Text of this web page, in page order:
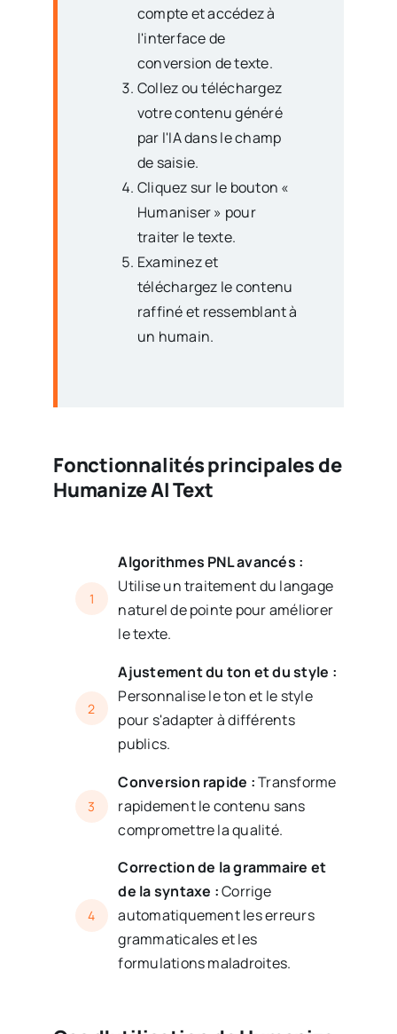
compte et accédez à
l'interface de
conversion de texte.
Collez ou téléchargez
votre contenu généré
par l'IA dans le champ
de saisie.
Cliquez sur le bouton «
Humaniser » pour
traiter le texte.
Examinez et
téléchargez le contenu
raffiné et ressemblant à
un humain.
Fonctionnalités principales de
Humanize AI Text
1
Algorithmes PNL avancés :
Utilise un traitement du langage
naturel de pointe pour améliorer
le texte.
2
Ajustement du ton et du style :
Personnalise le ton et le style
pour s'adapter à différents
publics.
3
Conversion rapide :Transforme
rapidement le contenu sans
compromettre la qualité.
4
Correction de la grammaire et
de la syntaxe :Corrige
automatiquement les erreurs
grammaticales et les
formulations maladroites.